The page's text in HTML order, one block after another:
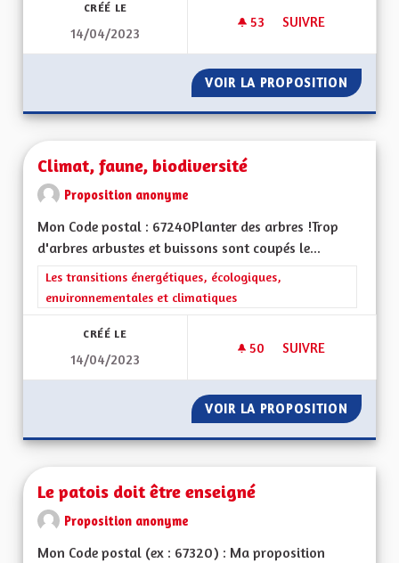
CRÉÉ LE
14/04/2023
53 53 ABONNÉS
SUIVRE
VOIR LA PROPOSITION
Climat, faune, biodiversité
Proposition anonyme
Mon Code postal : 67240Planter des arbres !Trop
d'arbres arbustes et buissons sont coupés le...
Filtrer les résultats de la catégorie : Les transitions
Les transitions énergétiques, écologiques,
environnementales et climatiques
CRÉÉ LE
14/04/2023
50 50 ABONNÉS
SUIVRE
VOIR LA PROPOSITION
Le patois doit être enseigné
Proposition anonyme
Mon Code postal (ex : 67320) : Ma proposition